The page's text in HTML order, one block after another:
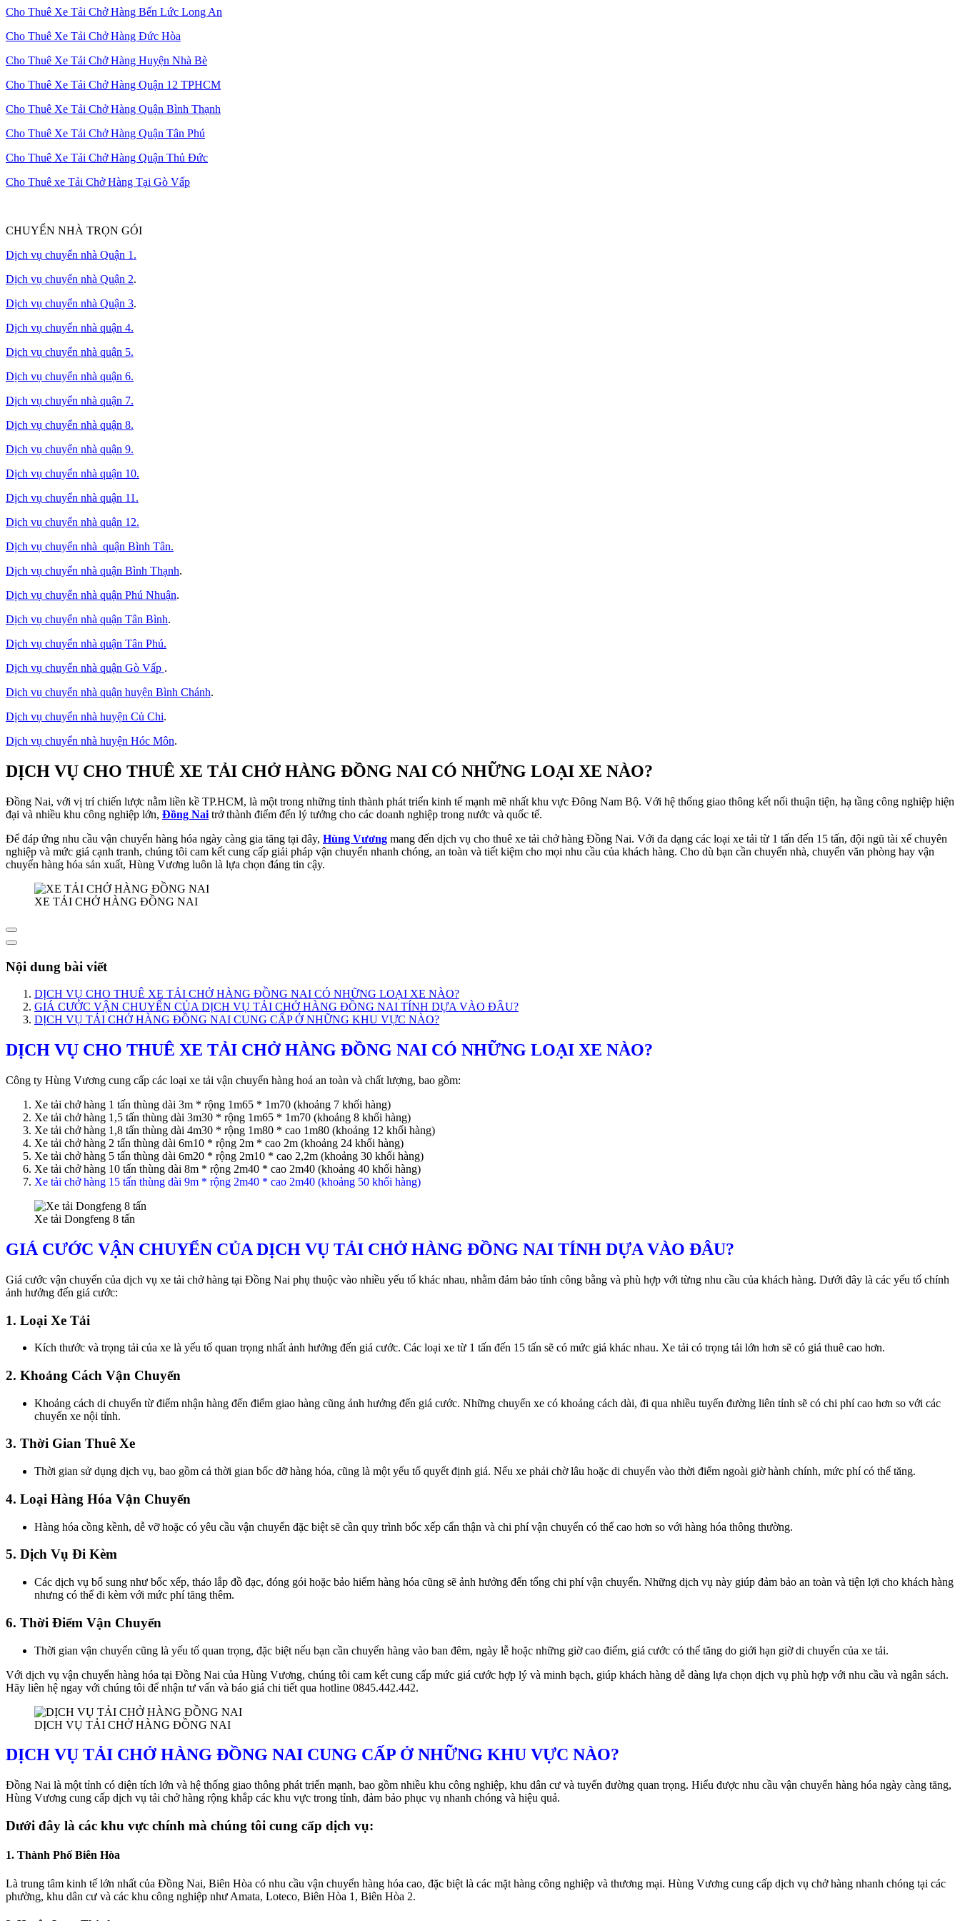
Cho Thuê Xe Tải Chở Hàng Bến Lức Long An
Cho Thuê Xe Tải Chở Hàng Đức Hòa
Cho Thuê Xe Tải Chở Hàng Huyện Nhà Bè
Cho Thuê Xe Tải Chở Hàng Quận 12 TPHCM
Cho Thuê Xe Tải Chở Hàng Quận Bình Thạnh
Cho Thuê Xe Tải Chở Hàng Quận Tân Phú
Cho Thuê Xe Tải Chở Hàng Quận Thủ Đức
Cho Thuê xe Tải Chở Hàng Tại Gò Vấp
CHUYỂN NHÀ TRỌN GÓI
Dịch vụ chuyển nhà Quận 1.
Dịch vụ chuyển nhà Quận 2.
Dịch vụ chuyển nhà Quận 3.
Dịch vụ chuyển nhà quận 4.
Dịch vụ chuyển nhà quận 5.
Dịch vụ chuyển nhà quận 6.
Dịch vụ chuyển nhà quận 7.
Dịch vụ chuyển nhà quận 8.
Dịch vụ chuyển nhà quận 9.
Dịch vụ chuyển nhà quận 10.
Dịch vụ chuyển nhà quận 11.
Dịch vụ chuyển nhà quận 12.
Dịch vụ chuyển nhà quận Bình Tân.
Dịch vụ chuyển nhà quận Bình Thạnh.
Dịch vụ chuyển nhà quận Phú Nhuận.
Dịch vụ chuyển nhà quận Tân Bình.
Dịch vụ chuyển nhà quận Tân Phú.
Dịch vụ chuyển nhà quận Gò Vấp .
Dịch vụ chuyển nhà quận huyện Bình Chánh.
Dịch vụ chuyển nhà huyện Củ Chi.
Dịch vụ chuyển nhà huyện Hóc Môn.
DỊCH VỤ CHO THUÊ XE TẢI CHỞ HÀNG ĐỒNG NAI CÓ NHỮNG LOẠI XE NÀO?
Đồng Nai, với vị trí chiến lược nằm liền kề TP.HCM, là một trong những tỉnh thành phát triển kinh tế mạnh mẽ nhất khu vực Đông Nam Bộ. Với hệ thống giao thông kết nối thuận tiện, hạ tầng công nghiệp hiện
đại và nhiều khu công nghiệp lớn, Đồng Nai trở thành điểm đến lý tưởng cho các doanh nghiệp trong nước và quốc tế.
Để đáp ứng nhu cầu vận chuyển hàng hóa ngày càng gia tăng tại đây, Hùng Vương mang đến dịch vụ cho thuê xe tải chở hàng Đồng Nai. Với đa dạng các loại xe tải từ 1 tấn đến 15 tấn, đội ngũ tài xế chuyên
nghiệp và mức giá cạnh tranh, chúng tôi cam kết cung cấp giải pháp vận chuyển nhanh chóng, an toàn và tiết kiệm cho mọi nhu cầu của khách hàng. Cho dù bạn cần chuyển nhà, chuyển văn phòng hay vận
chuyển hàng hóa sản xuất, Hùng Vương luôn là lựa chọn đáng tin cậy.
XE TẢI CHỞ HÀNG ĐỒNG NAI
Nội dung bài viết
DỊCH VỤ CHO THUÊ XE TẢI CHỞ HÀNG ĐỒNG NAI CÓ NHỮNG LOẠI XE NÀO?
GIÁ CƯỚC VẬN CHUYỂN CỦA DỊCH VỤ TẢI CHỞ HÀNG ĐỒNG NAI TÍNH DỰA VÀO ĐÂU?
DỊCH VỤ TẢI CHỞ HÀNG ĐỒNG NAI CUNG CẤP Ở NHỮNG KHU VỰC NÀO?
DỊCH VỤ CHO THUÊ XE TẢI CHỞ HÀNG ĐỒNG NAI CÓ NHỮNG LOẠI XE NÀO?
Công ty Hùng Vương cung cấp các loại xe tải vận chuyển hàng hoá an toàn và chất lượng, bao gồm:
Xe tải chở hàng 1 tấn thùng dài 3m * rộng 1m65 * 1m70 (khoảng 7 khối hàng)
Xe tải chở hàng 1,5 tấn thùng dài 3m30 * rộng 1m65 * 1m70 (khoảng 8 khối hàng)
Xe tải chở hàng 1,8 tấn thùng dài 4m30 * rộng 1m80 * cao 1m80 (khoảng 12 khối hàng)
Xe tải chở hàng 2 tấn thùng dài 6m10 * rộng 2m * cao 2m (khoảng 24 khối hàng)
Xe tải chở hàng 5 tấn thùng dài 6m20 * rộng 2m10 * cao 2,2m (khoảng 30 khối hàng)
Xe tải chở hàng 10 tấn thùng dài 8m * rộng 2m40 * cao 2m40 (khoảng 40 khối hàng)
Xe tải chở hàng 15 tấn thùng dài 9m * rộng 2m40 * cao 2m40 (khoảng 50 khối hàng)
Xe tải Dongfeng 8 tấn
GIÁ CƯỚC VẬN CHUYỂN CỦA DỊCH VỤ TẢI CHỞ HÀNG ĐỒNG NAI TÍNH DỰA VÀO ĐÂU?
Giá cước vận chuyển của dịch vụ xe tải chở hàng tại Đồng Nai phụ thuộc vào nhiều yếu tố khác nhau, nhằm đảm bảo tính công bằng và phù hợp với từng nhu cầu của khách hàng. Dưới đây là các yếu tố chính
ảnh hưởng đến giá cước:
1. Loại Xe Tải
Kích thước và trọng tải của xe là yếu tố quan trọng nhất ảnh hưởng đến giá cước. Các loại xe từ 1 tấn đến 15 tấn sẽ có mức giá khác nhau. Xe tải có trọng tải lớn hơn sẽ có giá thuê cao hơn.
2. Khoảng Cách Vận Chuyển
Khoảng cách di chuyển từ điểm nhận hàng đến điểm giao hàng cũng ảnh hưởng đến giá cước. Những chuyến xe có khoảng cách dài, đi qua nhiều tuyến đường liên tỉnh sẽ có chi phí cao hơn so với các
chuyến xe nội tỉnh.
3. Thời Gian Thuê Xe
Thời gian sử dụng dịch vụ, bao gồm cả thời gian bốc dỡ hàng hóa, cũng là một yếu tố quyết định giá. Nếu xe phải chờ lâu hoặc di chuyển vào thời điểm ngoài giờ hành chính, mức phí có thể tăng.
4. Loại Hàng Hóa Vận Chuyển
Hàng hóa cồng kềnh, dễ vỡ hoặc có yêu cầu vận chuyển đặc biệt sẽ cần quy trình bốc xếp cẩn thận và chi phí vận chuyển có thể cao hơn so với hàng hóa thông thường.
5. Dịch Vụ Đi Kèm
Các dịch vụ bổ sung như bốc xếp, tháo lắp đồ đạc, đóng gói hoặc bảo hiểm hàng hóa cũng sẽ ảnh hưởng đến tổng chi phí vận chuyển. Những dịch vụ này giúp đảm bảo an toàn và tiện lợi cho khách hàng
nhưng có thể đi kèm với mức phí tăng thêm.
6. Thời Điểm Vận Chuyển
Thời gian vận chuyển cũng là yếu tố quan trọng, đặc biệt nếu bạn cần chuyển hàng vào ban đêm, ngày lễ hoặc những giờ cao điểm, giá cước có thể tăng do giới hạn giờ di chuyển của xe tải.
Với dịch vụ vận chuyển hàng hóa tại Đồng Nai của Hùng Vương, chúng tôi cam kết cung cấp mức giá cước hợp lý và minh bạch, giúp khách hàng dễ dàng lựa chọn dịch vụ phù hợp với nhu cầu và ngân sách.
Hãy liên hệ ngay với chúng tôi để nhận tư vấn và báo giá chi tiết qua hotline 0845.442.442.
DỊCH VỤ TẢI CHỞ HÀNG ĐỒNG NAI
DỊCH VỤ TẢI CHỞ HÀNG ĐỒNG NAI CUNG CẤP Ở NHỮNG KHU VỰC NÀO?
Đồng Nai là một tỉnh có diện tích lớn và hệ thống giao thông phát triển mạnh, bao gồm nhiều khu công nghiệp, khu dân cư và tuyến đường quan trọng. Hiểu được nhu cầu vận chuyển hàng hóa ngày càng tăng,
Hùng Vương cung cấp dịch vụ tải chở hàng rộng khắp các khu vực trong tỉnh, đảm bảo phục vụ nhanh chóng và hiệu quả.
Dưới đây là các khu vực chính mà chúng tôi cung cấp dịch vụ:
1. Thành Phố Biên Hòa
Là trung tâm kinh tế lớn nhất của Đồng Nai, Biên Hòa có nhu cầu vận chuyển hàng hóa cao, đặc biệt là các mặt hàng công nghiệp và thương mại. Hùng Vương cung cấp dịch vụ chở hàng nhanh chóng tại các
phường, khu dân cư và các khu công nghiệp như Amata, Loteco, Biên Hòa 1, Biên Hòa 2.